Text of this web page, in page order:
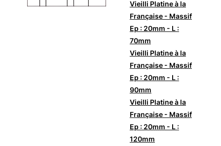
Vieilli Platine à la
Française - Massif
Ep : 20mm - L :
70mm
Vieilli Platine à la
Française - Massif
Ep : 20mm - L :
90mm
Vieilli Platine à la
Française - Massif
Ep : 20mm - L :
120mm